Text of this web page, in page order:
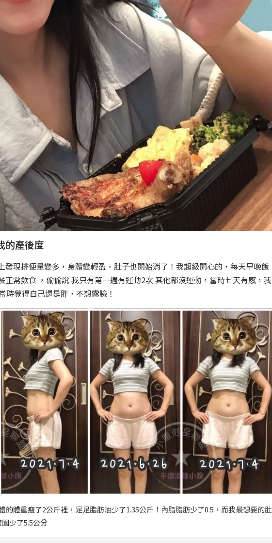
的產後度
發現排便量變多，身體變輕盈，肚子也開始消了！我超級開心的，每天早晚飯
正常飲食 ，偷偷說 我只有第一週有運動2次 其他都沒運動，當時七天有感，我
時覺得自己還是胖，不想露臉！
的體重瘦了2公斤裡，足足脂肪油少了1.35公斤！ 內脂脂肪少了0.5，而我最想要的肚
圍少了5.5公分